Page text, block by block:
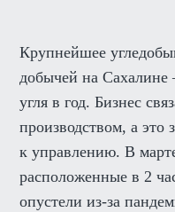
Крупнейшее
добычей на
угля в год. Бизнес
производством, а это
к управлению. В
расположенные в 2
опустели из-за